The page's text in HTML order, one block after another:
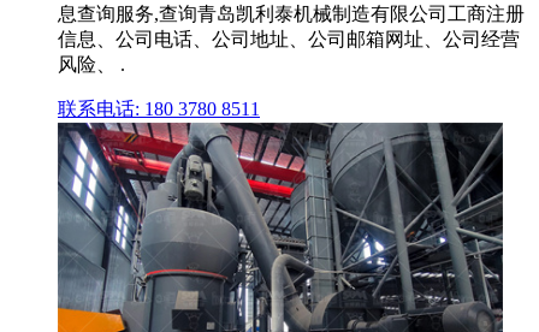
息查询服务,查询青岛凯利泰机械制造有限公司工商注册
信息、公司电话、公司地址、公司邮箱网址、公司经营
风险、 .
联系电话: 180 3780 8511